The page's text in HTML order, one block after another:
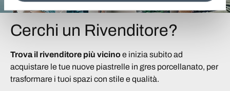
Cerchi un Rivenditore?
Trova il rivenditore più vicinoe inizia subito ad
acquistare le tue nuove piastrelle in gres porcellanato, per
trasformare i tuoi spazi con stile e qualità.